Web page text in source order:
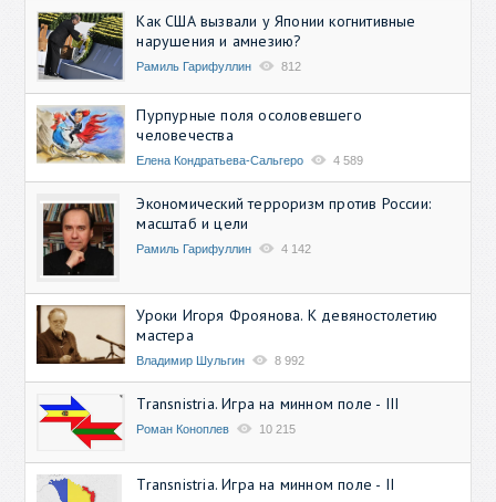
Как США вызвали у Японии когнитивные
нарушения и амнезию?
Рамиль Гарифуллин 812
Пурпурные поля осоловевшего
человечества
Елена Кондратьева-Сальгеро 4 589
Экономический терроризм против России:
масштаб и цели
Рамиль Гарифуллин 4 142
Уроки Игоря Фроянова. К девяностолетию
мастера
Владимир Шульгин 8 992
Transnistria. Игра на минном поле - III
Роман Коноплев 10 215
Transnistria. Игра на минном поле - II